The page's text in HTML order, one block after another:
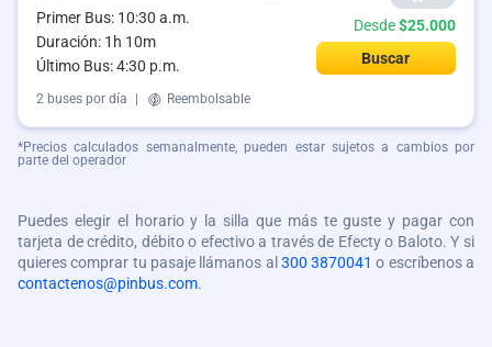
Primer Bus: 10:30 a.m.
Duración: 1h 10m
Último Bus: 4:30 p.m.
Desde$25.000
Buscar
2 buses por día Reembolsable
*Precios calculados semanalmente, pueden estar sujetos a cambios por
parte del operador
Puedes elegir el horario y la silla que más te guste y pagar con
tarjeta de crédito, débito o efectivo a través de Efecty o Baloto. Y si
quieres comprar tu pasaje llámanos al 300 3870041 o escríbenos a
contactenos@pinbus.com.